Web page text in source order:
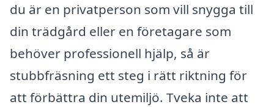
du är en privatperson som vill snygga till
din trädgård eller en företagare som
behöver professionell hjälp, så är
stubbfräsning ett steg i rätt riktning för
att förbättra din utemiljö. Tveka inte att